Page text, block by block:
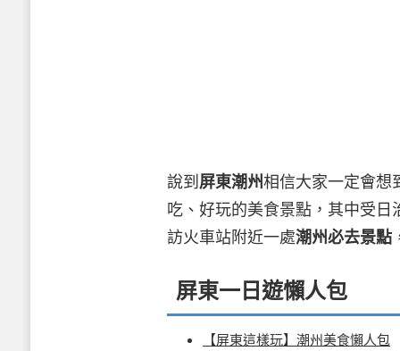
說到 屏東潮州相信大家一定會想
吃、好玩的美食景點，其中受
訪火車站附近一處潮州必去景點
屏東一日遊懶人包
【屏東這樣玩】潮州美食懶人包